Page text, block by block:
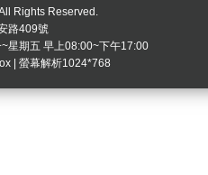
Rights Reserved.
路409號
星期五 早上08:00~下午17:00
| 螢幕解析1024*768